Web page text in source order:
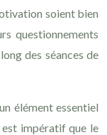
soient bien
questionnements
des séances de
élément essentiel
impératif que le